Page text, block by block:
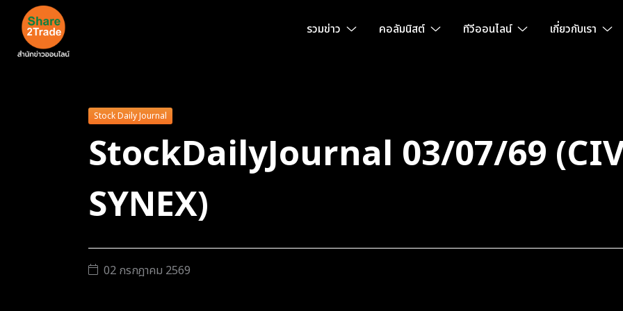
รวมข่าว คอลัมนิสต์ ทีวีออนไลน์ เกี่ยวกับเรา
Stock Daily Journal
StockDailyJournal 03/07/69
SYNEX)
02 กรกฎาคม 2569